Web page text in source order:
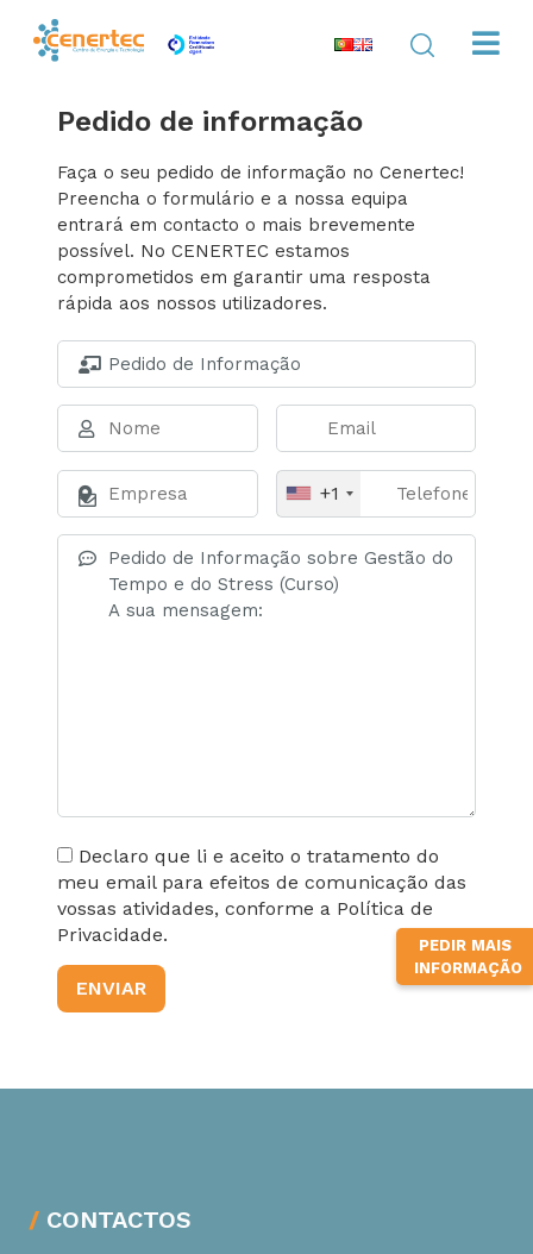
PEDIR MAIS
INFORMAÇÃO
Pedido de informação
Faça o seu pedido de informação no Cenertec!
Preencha o formulário e a nossa equipa
entrará em contacto o mais brevemente
possível. No CENERTEC estamos
comprometidos em garantir uma resposta
rápida aos nossos utilizadores.
+1
Declaro que li e aceito o tratamento do
meu email para efeitos de comunicação das
vossas atividades, conforme a Política de
Privacidade.
CONTACTOS